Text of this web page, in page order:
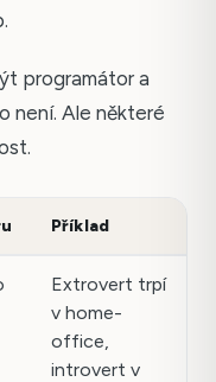
programátor a
není. Ale některé
Příklad
Extrovert trpí
v home-
office,
introvert v